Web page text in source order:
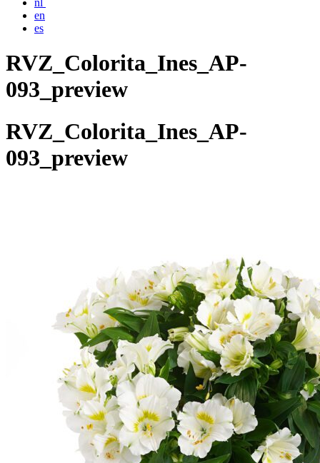
nl
en
es
RVZ_Colorita_Ines_AP-
093_preview
RVZ_Colorita_Ines_AP-
093_preview